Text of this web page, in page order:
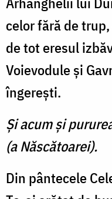
celor fără de
de tot eresul
Voievodule şi
îngereşti.
Şi acum şi
(a Născătoarei).
Din pântecele